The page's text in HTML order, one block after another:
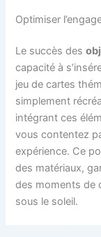
Optimiser
Le succès des
capacité à
jeu de cartes
simplement
intégrant ces
vous contentez
expérience. Ce
des matériaux,
des moments de
sous le soleil.